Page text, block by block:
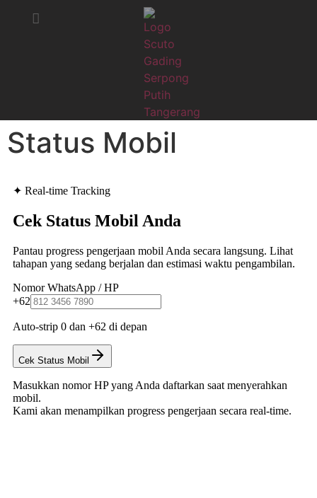
Status Mobil